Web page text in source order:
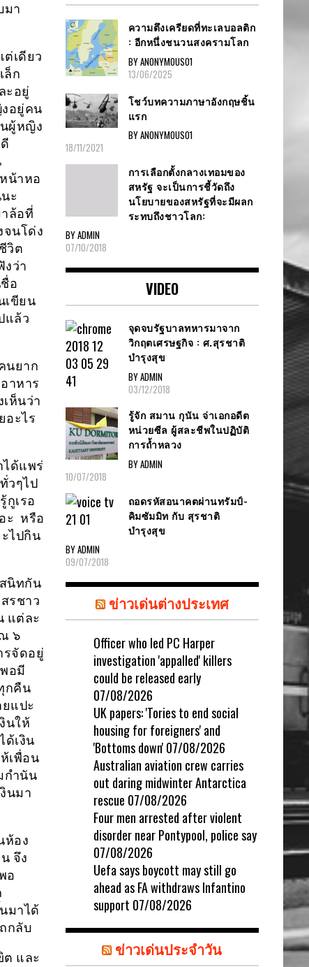
มา
เดียว
ล็ก
ะอยู่
อยู่คน
ผู้หญิง
น้าหอ
ะ
ล้อที่
จนโด่ง
วิต
งว่า
อ
เขียน
แล้ว
นยาก
าหาร
ห็นว่า
อะไร
ด้แพร่
วๆไป
กูเรอ
ะ หรือ
ไปกิน
นิทกัน
รชาว
แต่ละ
๖
รจัดอยู่
อมี
กคืน
แปะ
นให้
ด้เงิน
เพื่อน
กำนัน
นมา
ห้อง
จึง
อ
มาได้
กลับ
และ
ความตึงเครียดที่ทะเลบอลติก
: อีกหนึ่งชนวนสงครามโลก
BY ANONYMOUS01
13/06/2025
โชว์บทความภาษาอังกฤษชิ้น
แรก
BY ANONYMOUS01
18/11/2021
การเลือกตั้งกลางเทอมของ
สหรัฐ จะเป็นการชี้วัดถึง
นโยบายของสหรัฐที่จะมีผลก
ระทบถึงชาวโลก:
BY ADMIN
07/10/2018
VIDEO
จุดจบรัฐบาลทหารมาจาก
วิกฤตเศรษฐกิจ : ศ.สุรชาติ
บำรุงสุข
BY ADMIN
03/12/2018
รู้จัก สมาน กุนัน จ่าเอกอดีต
หน่วยซีล ผู้สละชีพในปฏิบัติ
การถ้ำหลวง
BY ADMIN
10/07/2018
ถอดรหัสอนาคตผ่านทรัมป์-
คิมซัมมิท กับ สุรชาติ
บำรุงสุข
BY ADMIN
09/07/2018
ข่าวเด่นต่างประเทศ
Officer who led PC Harper
investigation 'appalled' killers
could be released early
07/08/2026
UK papers: 'Tories to end social
housing for foreigners' and
'Bottoms down' 07/08/2026
Australian aviation crew carries
out daring midwinter Antarctica
rescue 07/08/2026
Four men arrested after violent
disorder near Pontypool, police say
07/08/2026
Uefa says boycott may still go
ahead as FA withdraws Infantino
support 07/08/2026
ข่าวเด่นประจำวัน